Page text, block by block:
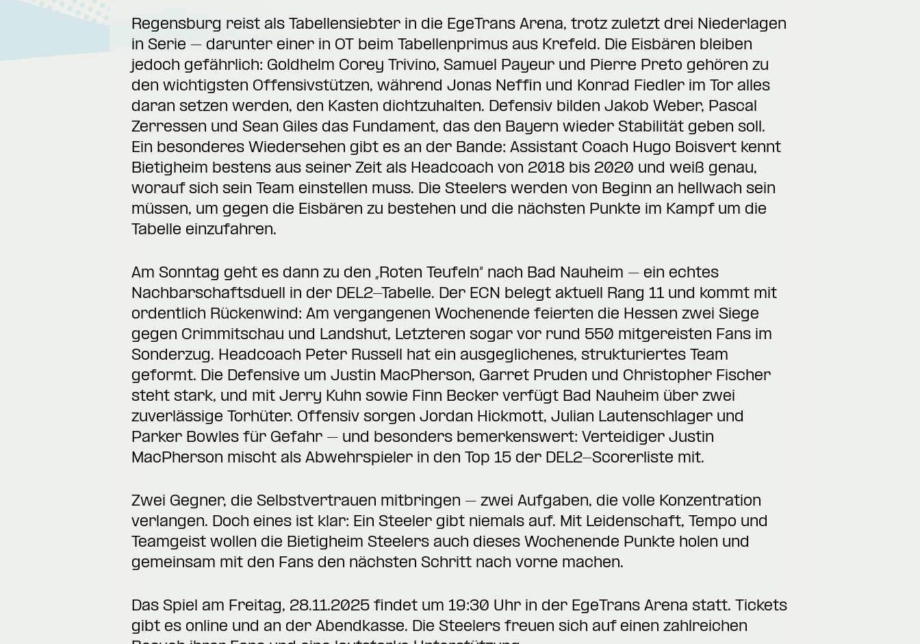
Regensburg reist als Tabellensiebter in die EgeTrans Arena, trotz zuletzt drei Niederlagen
in Serie – darunter einer in OT beim Tabellenprimus aus Krefeld. Die Eisbären bleiben
jedoch gefährlich: Goldhelm Corey Trivino, Samuel Payeur und Pierre Preto gehören zu
den wichtigsten Offensivstützen, während Jonas Neffin und Konrad Fiedler im Tor alles
daran setzen werden, den Kasten dichtzuhalten. Defensiv bilden Jakob Weber, Pascal
Zerressen und Sean Giles das Fundament, das den Bayern wieder Stabilität geben soll.
Ein besonderes Wiedersehen gibt es an der Bande: Assistant Coach Hugo Boisvert kennt
Bietigheim bestens aus seiner Zeit als Headcoach von 2018 bis 2020 und weiß genau,
worauf sich sein Team einstellen muss. Die Steelers werden von Beginn an hellwach sein
müssen, um gegen die Eisbären zu bestehen und die nächsten Punkte im Kampf um die
Tabelle einzufahren.
Am Sonntag geht es dann zu den „Roten Teufeln“ nach Bad Nauheim – ein echtes
Nachbarschaftsduell in der DEL2-Tabelle. Der ECN belegt aktuell Rang 11 und kommt mit
ordentlich Rückenwind: Am vergangenen Wochenende feierten die Hessen zwei Siege
gegen Crimmitschau und Landshut, Letzteren sogar vor rund 550 mitgereisten Fans im
Sonderzug. Headcoach Peter Russell hat ein ausgeglichenes, strukturiertes Team
geformt. Die Defensive um Justin MacPherson, Garret Pruden und Christopher Fischer
steht stark, und mit Jerry Kuhn sowie Finn Becker verfügt Bad Nauheim über zwei
zuverlässige Torhüter. Offensiv sorgen Jordan Hickmott, Julian Lautenschlager und
Parker Bowles für Gefahr – und besonders bemerkenswert: Verteidiger Justin
MacPherson mischt als Abwehrspieler in den Top 15 der DEL2-Scorerliste mit.
Zwei Gegner, die Selbstvertrauen mitbringen – zwei Aufgaben, die volle Konzentration
verlangen. Doch eines ist klar: Ein Steeler gibt niemals auf. Mit Leidenschaft, Tempo und
Teamgeist wollen die Bietigheim Steelers auch dieses Wochenende Punkte holen und
gemeinsam mit den Fans den nächsten Schritt nach vorne machen.
Das Spiel am Freitag, 28.11.2025 findet um 19:30 Uhr in der EgeTrans Arena statt. Tickets
gibt es online und an der Abendkasse. Die Steelers freuen sich auf einen zahlreichen